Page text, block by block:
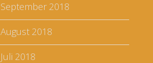
September 2018
August 2018
Juli 2018